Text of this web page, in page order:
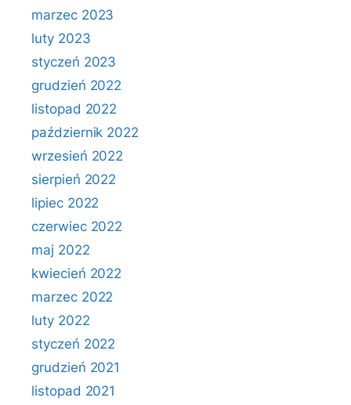
marzec 2023
luty 2023
styczeń 2023
grudzień 2022
listopad 2022
październik 2022
wrzesień 2022
sierpień 2022
lipiec 2022
czerwiec 2022
maj 2022
kwiecień 2022
marzec 2022
luty 2022
styczeń 2022
grudzień 2021
listopad 2021